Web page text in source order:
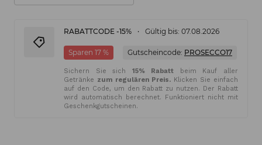
RABATTCODE -15% Gültig bis: 07.08.2026
Sparen 17 % Gutscheincode: PROSECCO17
Sichern Sie sich15% Rabattbeim Kauf aller
Getränke zum regulären Preis. Klicken Sie einfach
auf den Code, um den Rabatt zu nutzen. Der Rabatt
wird automatisch berechnet. Funktioniert nicht mit
Geschenkgutscheinen.